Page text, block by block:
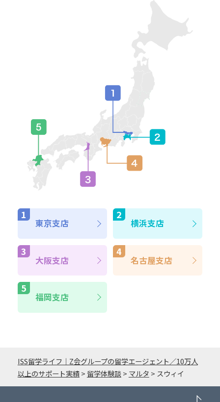
東京支店 横浜支店
大阪支店 名古屋支店
福岡支店
ISS留学ライフ｜Z会グループの留学エージェント／10万人
以上のサポート実績> 留学体験談> マルタ > スウィイ